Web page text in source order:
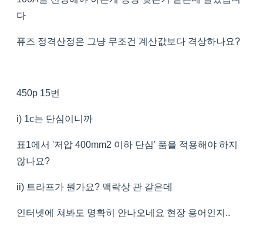
다
퓨즈 정격산정은 그냥 무조건 계산값보다 격상하나요?
450p 15번
i) 1c는 단심이니까
표1에서 '저압 400mm2 이하 단심' 품을 적용해야 하지
않나요?
ii) 트라프가 뭔가요? 맥락상 관 같은데
인터넷에 쳐봐도 명확히 안나오네요 현장 용어인지..